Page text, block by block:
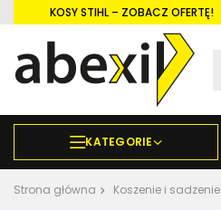
KOSY STIHL – ZOBACZ OFERTĘ!
KATEGORIE
Strona główna Koszenie i sadzenie